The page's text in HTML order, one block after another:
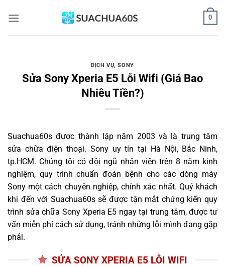
qua
0
DỊCH VỤ,SONY
Sửa Sony Xperia E5 Lỗi Wifi (Giá Bao
Nhiêu Tiền?)
Suachua60s được thành lập năm 2003 và là trung tâm
sửa chữa điện thoại. Sony uy tín tại Hà Nội, Bắc Ninh,
tp.HCM. Chúng tôi có đội ngũ nhân viên trên 8 năm kinh
nghiệm, quy trình chuẩn đoán bệnh cho các dòng máy
Sony một cách chuyên nghiệp, chính xác nhất. Quý khách
khi đến với Suachua60s sẽ được tận mắt chứng kiến quy
trình sửa chữa Sony Xperia E5 ngay tại trung tâm, được tư
vấn miễn phí cách sử dụng, tránh những lỗi mình đang gặp
phải.
SỬA SONY XPERIA E5 LỖI WIFI